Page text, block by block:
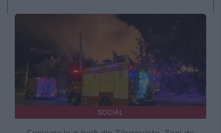
SOCIAL